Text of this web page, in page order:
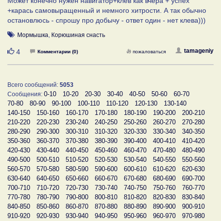
+карась самовыращенный и немного хитрости. А так обычно
остановлюсь - спрошу про добычу - ответ один - нет клева)))
Мормышка, Корюшиная снасть
Нравится
4 Комментарии (0) tamageniy
пожаловаться
Всего сообщений: 5053
Сообщения: 0-10 10-20 20-30 30-40 40-50 50-60
60-70
70-80
80-90 90-100 100-110 110-120 120-130
130-140
140-150
150-160 160-170 170-180 180-190 190-200
200-210
210-220
220-230 230-240 240-250 250-260 260-270
270-280
280-290
290-300 300-310 310-320 320-330 330-340
340-350
350-360
360-370 370-380 380-390 390-400 400-410
410-420
420-430
430-440 440-450 450-460 460-470 470-480
480-490
490-500
500-510 510-520 520-530 530-540 540-550
550-560
560-570
570-580 580-590 590-600 600-610 610-620
620-630
630-640
640-650 650-660 660-670 670-680 680-690
690-700
700-710
710-720 720-730 730-740 740-750 750-760
760-770
770-780
780-790 790-800 800-810 810-820 820-830
830-840
840-850
850-860 860-870 870-880 880-890 890-900
900-910
910-920
920-930 930-940 940-950 950-960 960-970 970-980